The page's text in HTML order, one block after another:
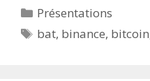
Catégories
Présentations
Étiquettes
bat, binance, bitcoin